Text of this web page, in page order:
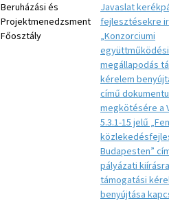
Beruházási és
Projektmenedzsment
Főosztály
Javaslat
fejlesztésekre
„Konzorciumi
együttműködési
megállapodás
kérelem
című
megkötésére a
5.3.1-15 jelű
Budapesten”
pályázati
támogatási
benyújtása